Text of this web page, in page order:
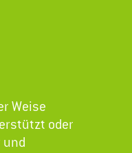
Weise
oder
und